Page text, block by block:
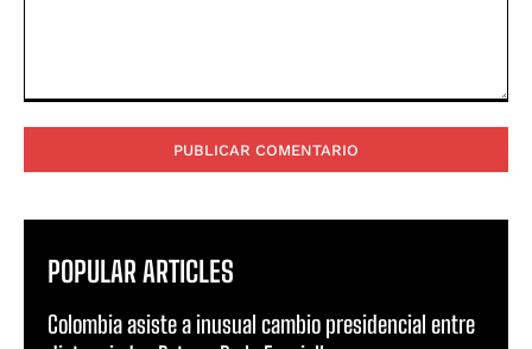
POPULAR ARTICLES
Colombia asiste a inusual cambio presidencial entre